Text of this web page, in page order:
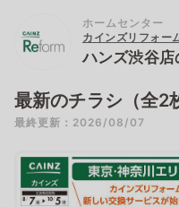
ホームセンター
カインズリフォー
ハンズ渋谷店
最新のチラシ（全2
最終更新：2026/08/07